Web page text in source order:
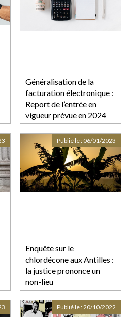
Généralisation de la
facturation électronique :
Report de l’entrée en
vigueur prévue en 2024
Enquête sur le
chlordécone aux Antilles :
la justice prononce un
non-lieu
Publié le : 06/01/2023
Publié le :20/10/2022